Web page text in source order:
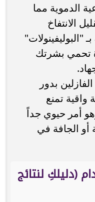
الدموية مما
الانتفاخ
"البوليفينولات"
تحمي بشرتك
بدور
تمنع
أمر حيوي جداً
أو الجافة في
(دليلكِ لنتائج